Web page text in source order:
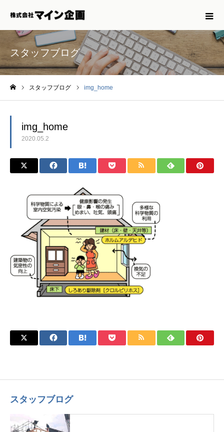
スタッフブログ
スタッフブログ img_home
img_home
2020.05.2
スタッフブログ